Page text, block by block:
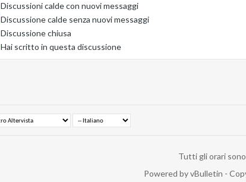
Discussioni calde con nuovi messaggi
Discussione calde senza nuovi messaggi
Discussione chiusa
Hai scritto in questa discussione
Tutti gli orari
Powered by vBulletin -